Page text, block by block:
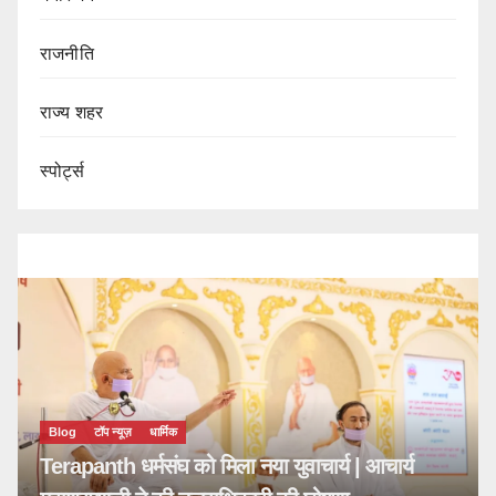
राजनीति
राज्य शहर
स्पोर्ट्स
Blog टॉप न्यूज़ धार्मिक
Terapanth धर्मसंघ को मिला नया युवाचार्य | आचार्य